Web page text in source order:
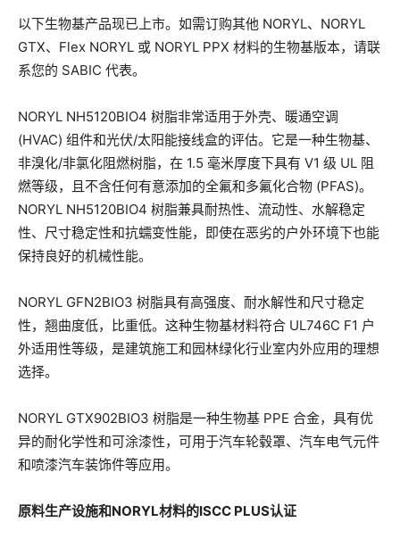
以下生物基产品现已上市。如需订购其他 NORYL、NORYL
GTX、Flex NORYL 或 NORYL PPX 材料的生物基版本，请联
系您的 SABIC 代表。
NORYL NH5120BIO4 树脂非常适用于外壳、暖通空调
(HVAC) 组件和光伏/太阳能接线盒的评估。它是一种生物基、
非溴化/非氯化阻燃树脂，在 1.5 毫米厚度下具有 V1 级 UL 阻
燃等级，且不含任何有意添加的全氟和多氟化合物 (PFAS)。
NORYL NH5120BIO4 树脂兼具耐热性、流动性、水解稳定
性、尺寸稳定性和抗蠕变性能，即使在恶劣的户外环境下也能
保持良好的机械性能。
NORYL GFN2BIO3 树脂具有高强度、耐水解性和尺寸稳定
性，翘曲度低，比重低。这种生物基材料符合 UL746C F1 户
外适用性等级，是建筑施工和园林绿化行业室内外应用的理想
选择。
NORYL GTX902BIO3 树脂是一种生物基 PPE 合金，具有优
异的耐化学性和可涂漆性，可用于汽车轮毂罩、汽车电气元件
和喷漆汽车装饰件等应用。
原料生产设施和NORYL材料的ISCC PLUS认证